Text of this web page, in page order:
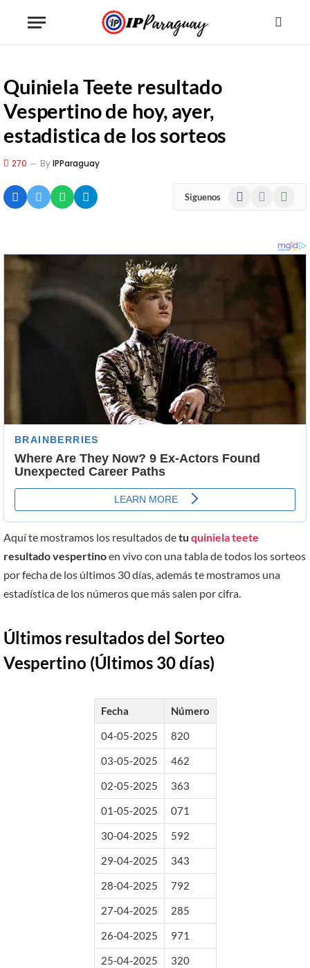
Quiniela Teete resultado
Vespertino de hoy, ayer,
estadistica de los sorteos
270 ByIPParaguay
Siguenos Facebook
Aquí te mostramos los resultados detu quiniela teete
resultado vespertinoen vivo con una tabla de todos los sorteos
por fecha de los últimos 30 días, además te mostramos una
estadística de los números que más salen por cifra.
Últimos resultados del Sorteo
Vespertino (Últimos 30 días)
Fecha
Número
04-05-2025
820
03-05-2025
462
02-05-2025
363
01-05-2025
071
30-04-2025
592
29-04-2025
343
28-04-2025
792
27-04-2025
285
26-04-2025
971
25-04-2025
320